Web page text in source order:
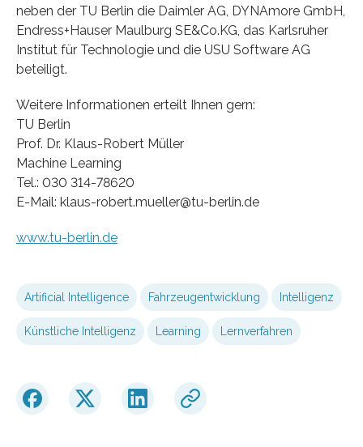
neben der TU Berlin die Daimler AG, DYNAmore GmbH,
Endress+Hauser Maulburg SE&Co.KG, das Karlsruher
Institut für Technologie und die USU Software AG
beteiligt.
Weitere Informationen erteilt Ihnen gern:
TU Berlin
Prof. Dr. Klaus-Robert Müller
Machine Learning
Tel.: 030 314-78620
E-Mail: klaus-robert.mueller@tu-berlin.de
www.tu-berlin.de
Artificial Intelligence Fahrzeugentwicklung Intelligenz
Künstliche Intelligenz Learning Lernverfahren